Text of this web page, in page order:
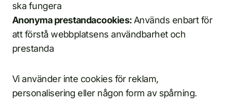
ska fungera
Anonyma prestandacookies: Används enbart för
att förstå webbplatsens användbarhet och
prestanda
Vi använder inte cookies för reklam,
personalisering eller någon form av spårning.